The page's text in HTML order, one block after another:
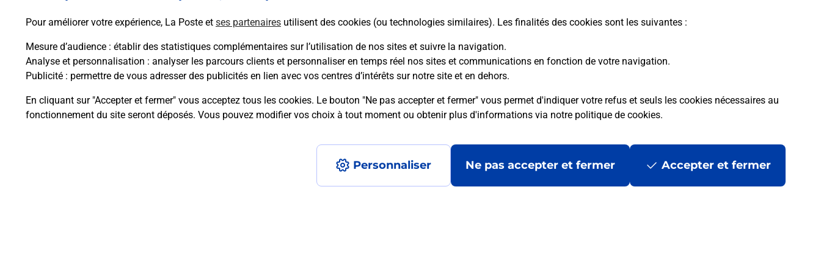
Pour améliorer votre expérience, La Poste et ses partenaires utilisent des cookies (ou technologies similaires). Les finalités des cookies sont les suivantes :
Mesure d’audience : établir des statistiques complémentaires sur l’utilisation de nos sites et suivre la navigation.
Analyse et personnalisation : analyser les parcours clients et personnaliser en temps réel nos sites et communications en fonction de votre navigation.
Publicité : permettre de vous adresser des publicités en lien avec vos centres d’intérêts sur notre site et en dehors.
En cliquant sur "Accepter et fermer" vous acceptez tous les cookies. Le bouton "Ne pas accepter et fermer" vous permet d'indiquer votre refus et seuls les cookies nécessaires au
fonctionnement du site seront déposés. Vous pouvez modifier vos choix à tout moment ou obtenir plus d'informations via notre politique de cookies.
Personnaliser Ne pas accepter et fermer Accepter et fermer
En savoir plus
Questions fréquemment posées
Comment retourner un colis acheté en ligne depuis votre boîte aux lettres ?